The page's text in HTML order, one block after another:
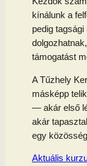
kínálunk a
pedig
támogatást
A Tűzhely
másképp
— akár első
akár
egy
Aktuális